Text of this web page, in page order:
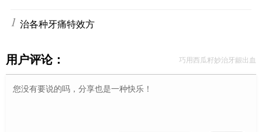
10治各种牙痛特效方
用户评论： 巧用西瓜籽妙治牙龈出血